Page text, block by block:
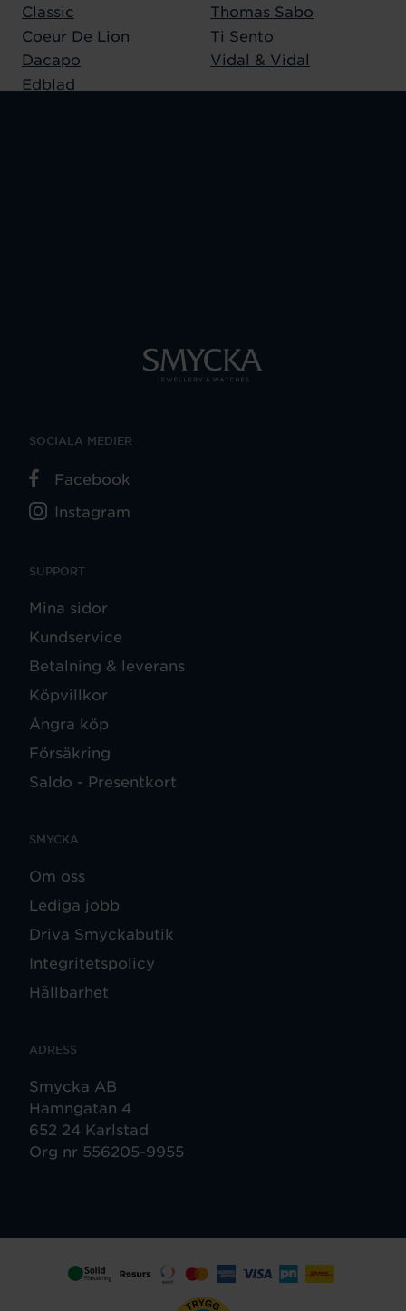
Classic
Coeur De Lion
Dacapo
Edblad
Thomas Sabo
Ti Sento
Vidal & Vidal
SUPPORT
Mina sidor
Kundservice
Betalning & leverans
Köpvillkor
Ångra köp
Försäkring
Saldo - Presentkort
SMYCKA
Om oss
Lediga jobb
Driva Smyckabutik
Integritetspolicy
Hållbarhet
ADRESS
Smycka AB
Hamngatan 4
652 24 Karlstad
Org nr 556205-9955
SOCIALA MEDIER
Facebook
Instagram